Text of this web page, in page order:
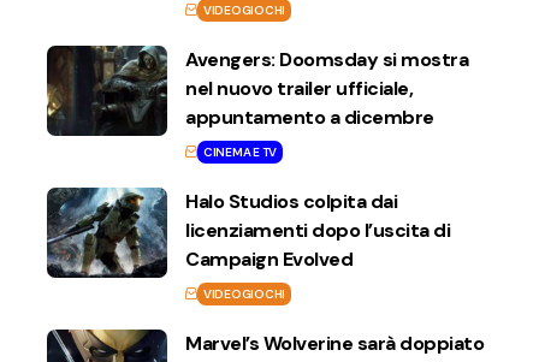
VIDEOGIOCHI
Avengers: Doomsday si mostra
nel nuovo trailer ufficiale,
appuntamento a dicembre
CINEMA E TV
Halo Studios colpita dai
licenziamenti dopo l’uscita di
Campaign Evolved
VIDEOGIOCHI
Marvel’s Wolverine sarà doppiato